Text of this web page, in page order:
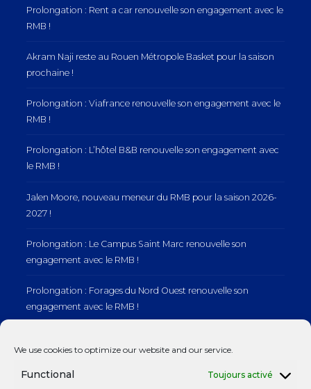
We use cookies to optimize our website and our service.
Functional Toujours activé
Prolongation : Rent a car renouvelle son engagement avec le
RMB !
Akram Naji reste au Rouen Métropole Basket pour la saison
prochaine !
Prolongation : Viafrance renouvelle son engagement avec le
RMB !
Prolongation : L’hôtel B&B renouvelle son engagement avec
le RMB !
Jalen Moore, nouveau meneur du RMB pour la saison 2026-
2027 !
Prolongation : Le Campus Saint Marc renouvelle son
engagement avec le RMB !
Prolongation : Forages du Nord Ouest renouvelle son
engagement avec le RMB !
engagement avec le RMB !